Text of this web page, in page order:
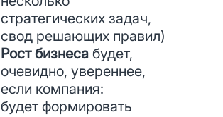
стратегических задач,
свод решающих правил)
Рост бизнеса будет,
очевидно, увереннее,
если компания:
будет формировать